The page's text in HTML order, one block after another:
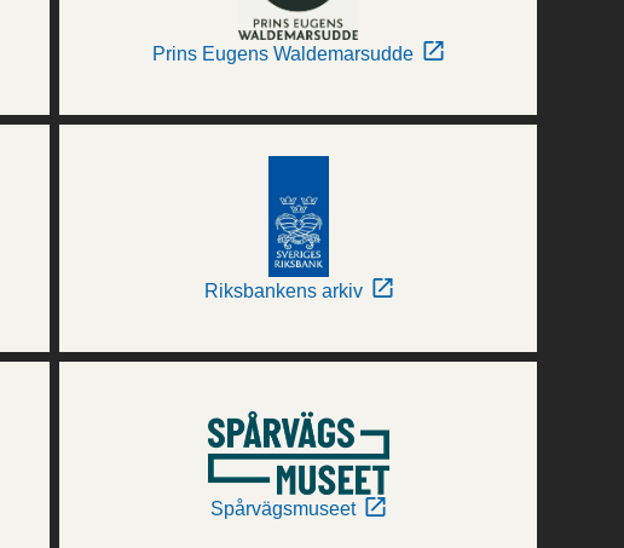
Prins Eugens Waldemarsudde
Riksbankens arkiv
Spårvägsmuseet